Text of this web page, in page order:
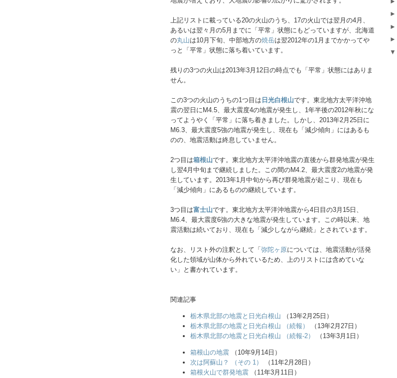
上記リストに載っている20の火山のうち、17の火山では翌月の4月、
あるいは翌々月の5月までに「平常」状態にもどっていますが、北海道
の丸山は10月下旬、中部地方の焼岳は翌2012年の1月までかかってや
っと「平常」状態に落ち着いています。
残りの3つの火山は2013年3月12日の時点でも「平常」状態にはありま
せん。
この3つの火山のうちの1つ目は 日光白根山です。東北地方太平洋沖地
震の翌日にM4.5、最大震度4の地震が発生し、1年半後の2012年秋にな
ってようやく「平常」に落ち着きました。しかし、2013年2月25日に
M6.3、最大震度5強の地震が発生し、現在も「減少傾向」にはあるも
のの、地震活動は終息していません。
2つ目は箱根山です。東北地方太平洋沖地震の直後から群発地震が発生
し翌4月中旬まで継続しました。この間のM4.2、最大震度2の地震が発
生しています。2013年1月中旬から再び群発地震が起こり、現在も
「減少傾向」にあるものの継続しています。
3つ目は富士山です。東北地方太平洋沖地震から4日目の3月15日、
M6.4、最大震度6強の大きな地震が発生しています。この時以来、地
震活動は続いており、現在も「減少しながら継続」とされています。
なお、リスト外の注釈として「 弥陀ヶ原については、地震活動が活発
化した領域が山体から外れているため、上のリストには含めていな
い」と書かれています。
関連記事
栃木県北部の地震と日光白根山 （13年2月25日）
栃木県北部の地震と日光白根山 （続報）
（13年2月27日）
栃木県北部の地震と日光白根山 （続報-2）
（13年3月1日）
箱根山の地震 （10年9月14日）
次は阿蘇山？ （その 1）
（11年2月28日）
箱根火山で群発地震 （11年3月11日）
►
►
►
▼